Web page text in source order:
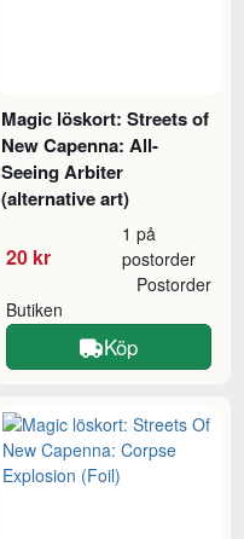
Magic löskort: Streets of
New Capenna: All-
Seeing Arbiter
(alternative art)
20 kr
1 på
postorder
Butiken
Postorder
Köp